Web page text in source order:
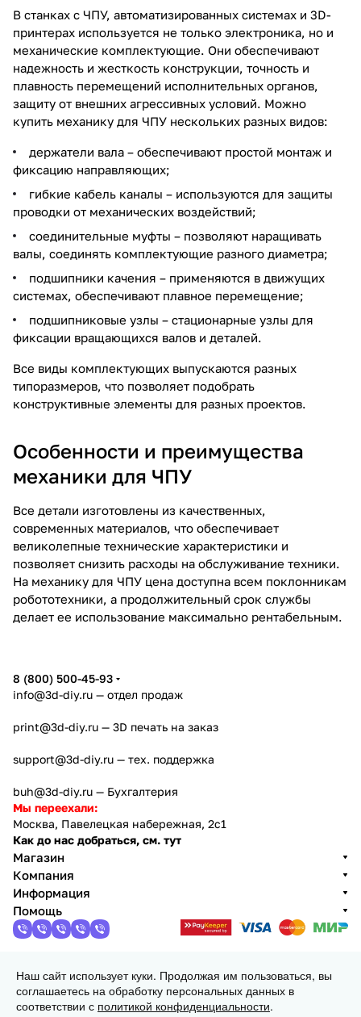
В станках с ЧПУ, автоматизированных системах и 3D-
принтерах используется не только электроника, но и
механические комплектующие. Они обеспечивают
надежность и жесткость конструкции, точность и
плавность перемещений исполнительных органов,
защиту от внешних агрессивных условий. Можно
купить механику для ЧПУ нескольких разных видов:
держатели вала – обеспечивают простой монтаж и
фиксацию направляющих;
гибкие кабель каналы – используются для защиты
проводки от механических воздействий;
соединительные муфты – позволяют наращивать
валы, соединять комплектующие разного диаметра;
подшипники качения – применяются в движущих
системах, обеспечивают плавное перемещение;
подшипниковые узлы – стационарные узлы для
фиксации вращающихся валов и деталей.
Все виды комплектующих выпускаются разных
типоразмеров, что позволяет подобрать
конструктивные элементы для разных проектов.
Особенности и преимущества
механики для ЧПУ
Все детали изготовлены из качественных,
современных материалов, что обеспечивает
великолепные технические характеристики и
позволяет снизить расходы на обслуживание техники.
На механику для ЧПУ цена доступна всем поклонникам
робототехники, а продолжительный срок службы
делает ее использование максимально рентабельным.
8 (800) 500-45-93
info@3d-diy.ru — отдел продаж
print@3d-diy.ru — 3D печать на заказ
support@3d-diy.ru — тех. поддержка
buh@3d-diy.ru — Бухгалтерия
Мы переехали:
Москва, Павелецкая набережная, 2с1
Как до нас добраться, см. тут
Магазин
Компания
Информация
Помощь
2013 - 2026 © 3DiY (Тридиай) - интернет-магазин
комплектующих для 3D принтеров, ЧПУ станков и
робототехники
Наш сайт использует куки. Продолжая им пользоваться, вы
соглашаетесь на обработку персональных данных в
соответствии с политикой конфиденциальности.